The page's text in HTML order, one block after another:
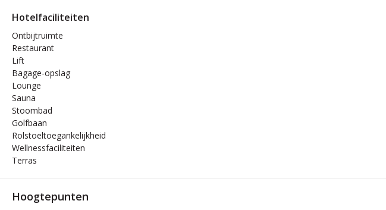
Hotelfaciliteiten
Ontbijtruimte
Restaurant
Lift
Bagage-opslag
Lounge
Sauna
Stoombad
Golfbaan
Rolstoeltoegankelijkheid
Wellnessfaciliteiten
Terras
Hoogtepunten